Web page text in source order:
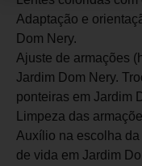
Adaptação e
Dom Nery.
Ajuste de armações
Jardim Dom Nery.
ponteiras em Jardim
Limpeza das
Auxílio na escolha
de vida em Jardim